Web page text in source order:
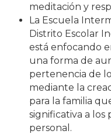
meditación y
La Escuela
Distrito Escolar
está enfocando
una forma de
pertenencia de
mediante la
para la familia
significativa a los
personal.